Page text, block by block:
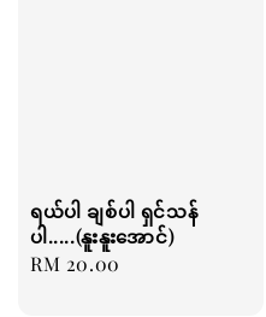
ရယ်ပါ ချစ်ပါ ရှင်သန်
ပါ.....(နူးနူးအောင်)
Regular
RM 20.00